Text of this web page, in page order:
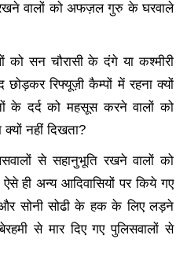
वालों को अफज़ल गुरु के घरवाले
को सन चौरासी के दंगे या कश्मीरी
छोड़कर रिफ्यूज़ी कैम्पों में रहना क्यों
के दर्द को महसूस करने वालों को
नहीं दिखता?
से सहानुभूति रखने वालों को
ऐसे ही अन्य आदिवासियों पर किये गए
और सोनी सोढी के हक के लिए लड़ने
से मार दिए गए पुलिसवालों से